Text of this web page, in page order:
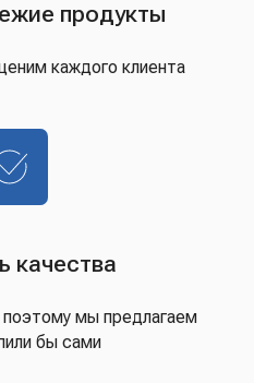
продукты
каждого клиента
качества
мы предлагаем
бы сами